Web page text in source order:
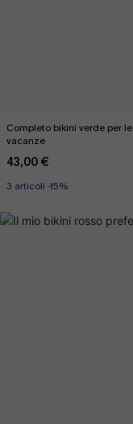
Completo bikini verde per le
vacanze
43,00 €
3 articoli -15%